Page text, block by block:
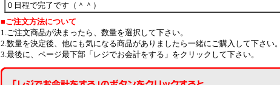
０日程で完了です（＾＾）
■ご注文方法について
1.ご注文商品が決まったら、数量を選択して下さい。
2.数量を決定後、他にも気になる商品がありましたら一緒にご購入して下さい。
3.最後に、ページ最下部「レジでお会計をする」をクリックして下さい。